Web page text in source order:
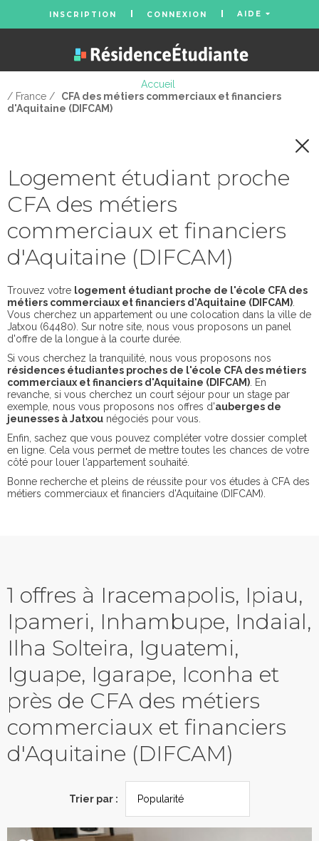
INSCRIPTION CONNEXION AIDE
Accueil
/ France /
CFA des métiers commerciaux et financiers
d'Aquitaine (DIFCAM)
Logement étudiant proche
CFA des métiers
commerciaux et financiers
d'Aquitaine (DIFCAM)
Trouvez votre logement étudiant proche de l'école CFA des
métiers commerciaux et financiers d'Aquitaine (DIFCAM)
Vous cherchez un appartement ou une colocation dans la ville de
Jatxou (64480). Sur notre site, nous vous proposons un panel
d'offre de la longue à la courte durée.
Si vous cherchez la tranquilité, nous vous proposons nos
résidences étudiantes proches de l'école CFA des métiers
commerciaux et financiers d'Aquitaine (DIFCAM) . En
revanche, si vous cherchez un court séjour pour un stage par
exemple, nous vous proposons nos offres d'auberges de
jeunesses à Jatxou négociés pour vous.
Enfin, sachez que vous pouvez compléter votre dossier complet
en ligne. Cela vous permet de mettre toutes les chances de votre
côté pour louer l'appartement souhaité.
Bonne recherche et pleins de réussite pour vos études à CFA des
métiers commerciaux et financiers d'Aquitaine (DIFCAM).
1 offres à Iracemapolis, Ipiau,
Ipameri, Inhambupe, Indaial,
Ilha Solteira, Iguatemi,
Iguape, Igarape, Iconha et
près de CFA des métiers
commerciaux et financiers
d'Aquitaine (DIFCAM)
Trier par :